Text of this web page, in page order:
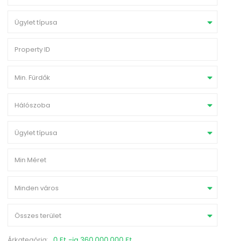
Ügylet típusa
Min. Fürdők
Hálószoba
Ügylet típusa
Minden város
Összes terület